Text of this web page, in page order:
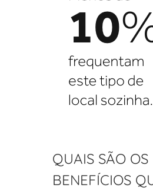
QUAIS SÃO OS
BENEFÍCIOS